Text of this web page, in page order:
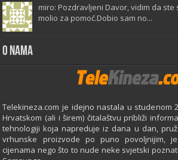
miro: Pozdravljeni Davor, vidim da ste
molio za pomoć.Dobio sam no...
O Nama
Telekineza.com je idejno nastala u studenom
Hrvatskom (ali i širem) čitalaštvu približi
tehnologiji koja napreduje iz dana u dan,
vrhunske proizvode po puno povoljnijim,
cijenama nego što to nude neke svjetski